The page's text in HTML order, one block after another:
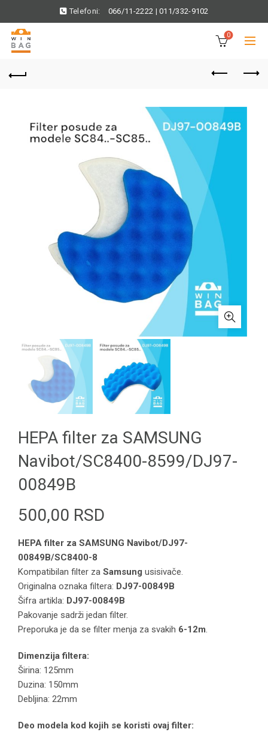
Telefoni: 066/11-2222 |011/332-9102
0
HEPA filter za SAMSUNG
Navibot/SC8400-8599/DJ97-
00849B
500,00 RSD
HEPA filter za SAMSUNG Navibot/DJ97-
00849B/SC8400-8
Kompatibilan filter za Samsung usisivače.
Originalna oznaka filtera: DJ97-00849B
Šifra artikla: DJ97-00849B
Pakovanje sadrži jedan filter.
Preporuka je da se filter menja za svakih 6-12m.
Dimenzija filtera:
Širina: 125mm
Duzina: 150mm
Debljina: 22mm
Deo modela kod kojih se koristi ovaj filter: